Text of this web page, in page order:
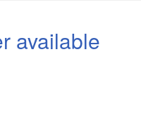
available